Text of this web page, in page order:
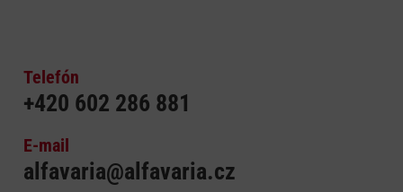
Telefón
+420 602 286 881
E-mail
alfavaria@alfavaria.cz